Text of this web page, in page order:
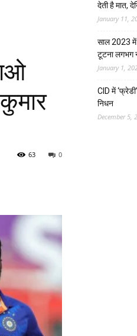
0
63
देती है मात,
January 11,
साल 2023 में
टूटना लगभग
January 1,
CID में
निधन
December 5,